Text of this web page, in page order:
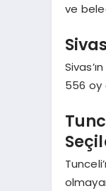
ve
556 oy